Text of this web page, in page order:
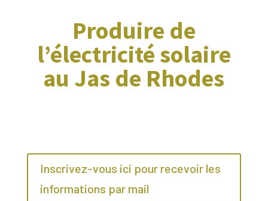
Produire de
l’électricité solaire
au Jas de Rhodes
Inscrivez-vous ici pour recevoir les
informations par mail